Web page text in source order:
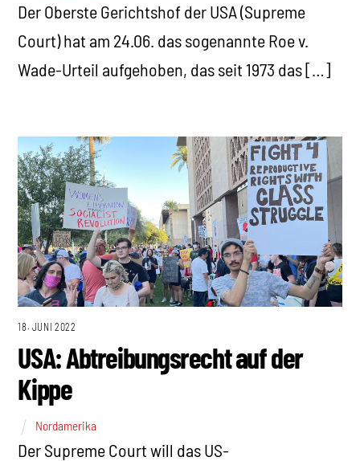
Der Oberste Gerichtshof der USA (Supreme
Court) hat am 24.06. das sogenannte Roe v.
Wade-Urteil aufgehoben, das seit 1973 das […]
18. JUNI 2022
USA: Abtreibungsrecht auf der
Kippe
Nordamerika
Der Supreme Court will das US-